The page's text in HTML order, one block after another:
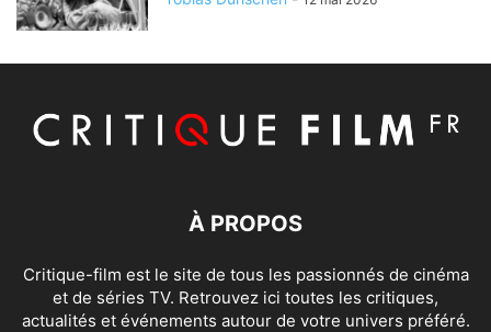
À PROPOS
Critique-film est le site de tous les passionnés de cinéma
et de séries TV. Retrouvez ici toutes les critiques,
actualités et événements autour de votre univers préféré.